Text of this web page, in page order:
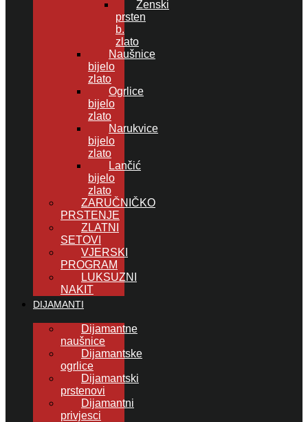
Ženski
prsten
b.
zlato
Naušnice
bijelo
zlato
Ogrlice
bijelo
zlato
Narukvice
bijelo
zlato
Lančić
bijelo
zlato
ZARUČNIČKO
PRSTENJE
ZLATNI
SETOVI
VJERSKI
PROGRAM
LUKSUZNI
NAKIT
DIJAMANTI
Dijamantne
naušnice
Dijamantske
ogrlice
Dijamantski
prstenovi
Dijamantni
privjesci